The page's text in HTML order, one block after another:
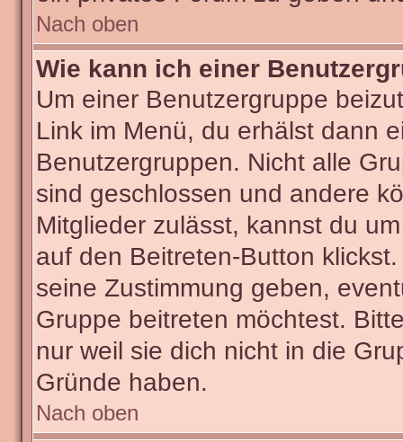
Nach oben
Wie kann ich einer
Um einer Benutzergruppe
Link im Menü, du erhälst dann
Benutzergruppen. Nicht alle
sind geschlossen und andere
Mitglieder zulässt, kannst du
auf den Beitreten-Button
seine Zustimmung geben,
Gruppe beitreten möchtest.
nur weil sie dich nicht in die
Gründe haben.
Nach oben